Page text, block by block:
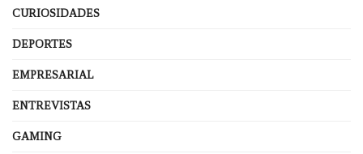
CURIOSIDADES
DEPORTES
EMPRESARIAL
ENTREVISTAS
GAMING